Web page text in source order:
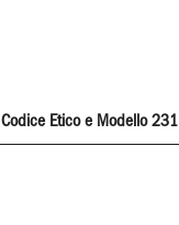
Codice Etico e Modello 231